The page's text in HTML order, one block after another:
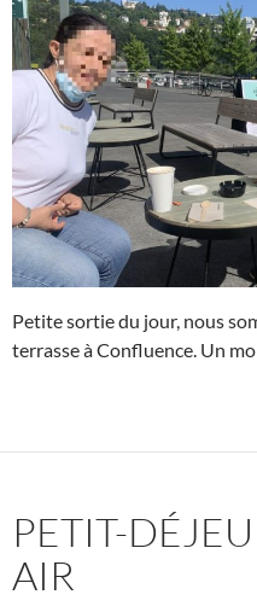
Petite sortie du jour, nous
terrasse à Confluence. Un
PETIT-
AIR